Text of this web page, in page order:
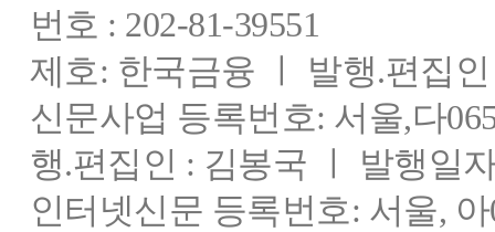
번호 : 202-81-39551
제호: 한국금융 ㅣ 발행.편집
신문사업 등록번호: 서울,다
행.편집인 : 김봉국 ㅣ 발행일
인터넷신문 등록번호: 서울,